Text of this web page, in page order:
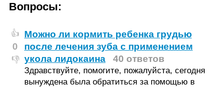
Вопросы:
👍
0
👎
Можно ли кормить ребенка грудью
после лечения зуба с применением
укола лидокаина
40 ответов
Здравствуйте, помогите, пожалуйста, сегодня
вынуждена была обратиться за помощью в